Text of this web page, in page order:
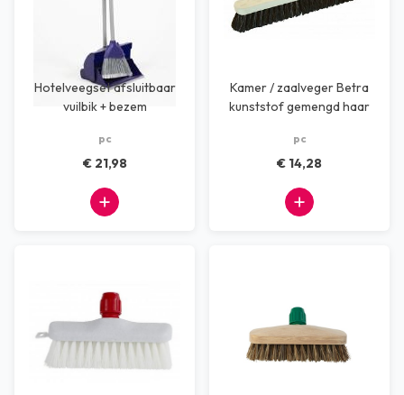
Hotelveegset afsluitbaar
vuilbik + bezem
pc
€ 21,98
Kamer / zaalveger Betra
kunststof gemengd haar
pc
€ 14,28